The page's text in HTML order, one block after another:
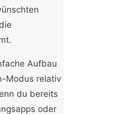
Aufbau
Modus relativ
du bereits
oder